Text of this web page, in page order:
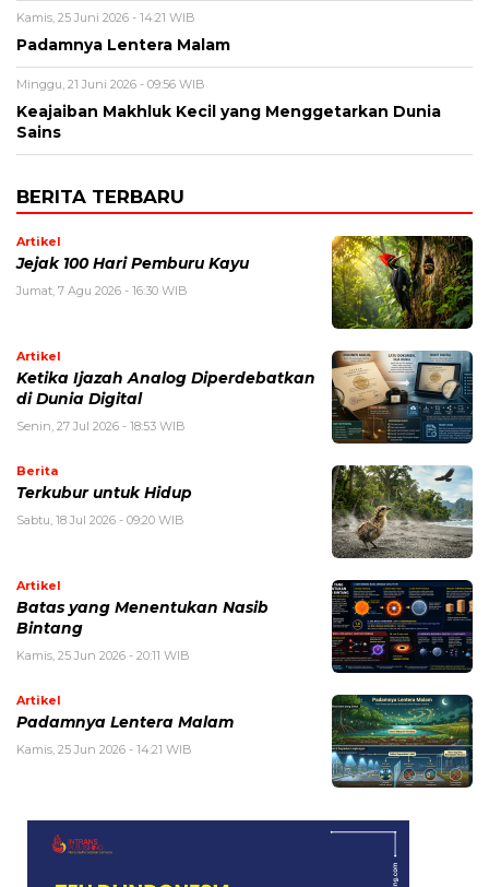
Kamis, 25 Juni 2026 - 14:21 WIB
Padamnya Lentera Malam
Minggu, 21 Juni 2026 - 09:56 WIB
Keajaiban Makhluk Kecil yang Menggetarkan Dunia
Sains
BERITA TERBARU
Artikel
Jejak 100 Hari Pemburu Kayu
Jumat, 7 Agu 2026 - 16:30 WIB
Artikel
Ketika Ijazah Analog Diperdebatkan
di Dunia Digital
Senin, 27 Jul 2026 - 18:53 WIB
Berita
Terkubur untuk Hidup
Sabtu, 18 Jul 2026 - 09:20 WIB
Artikel
Batas yang Menentukan Nasib
Bintang
Kamis, 25 Jun 2026 - 20:11 WIB
Artikel
Padamnya Lentera Malam
Kamis, 25 Jun 2026 - 14:21 WIB